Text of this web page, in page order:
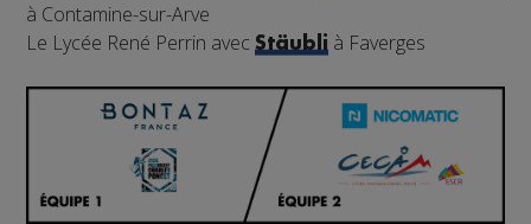
à Contamine-sur-Arve
Le Lycée René Perrin avecStäubli à Faverges